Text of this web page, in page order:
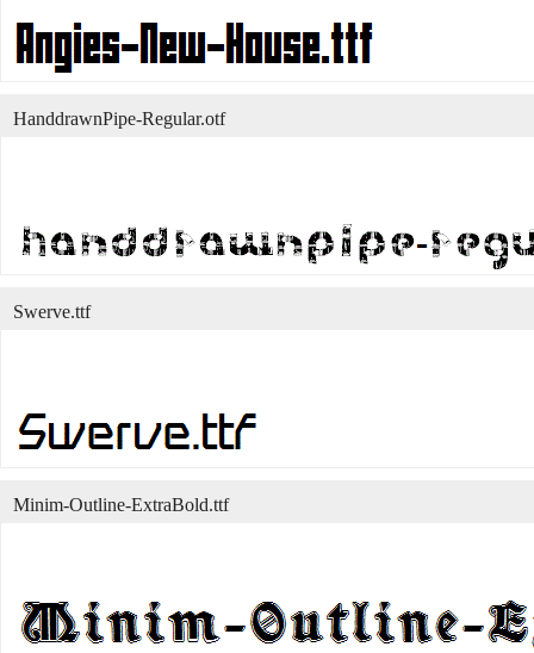
HanddrawnPipe-Regular.otf
Swerve.ttf
Minim-Outline-ExtraBold.ttf